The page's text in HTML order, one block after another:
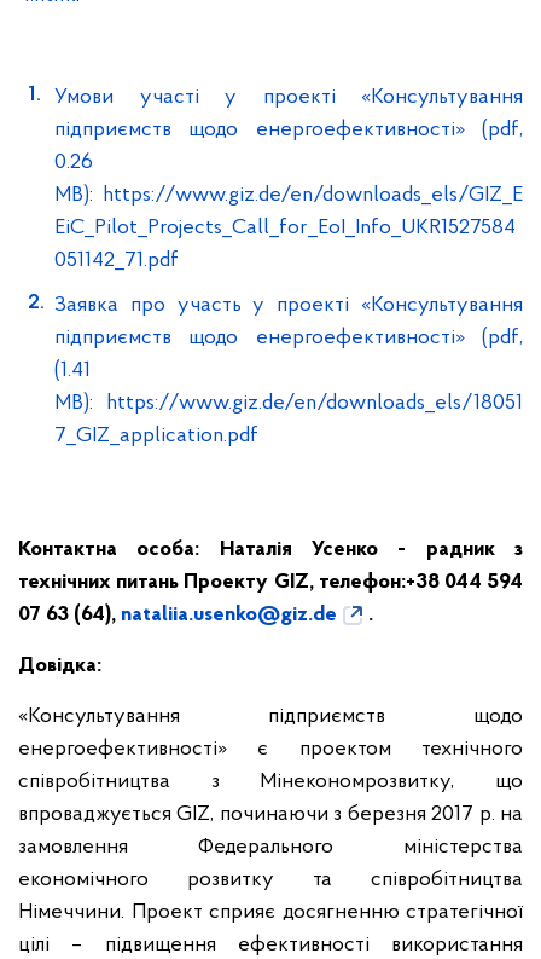
Умови участі у проекті «Консультування
підприємств щодо енергоефективності» (pdf,
0.26
MB): https://www.giz.de/en/downloads_els/GIZ_E
EiC_Pilot_Projects_Call_for_EoI_Info_UKR1527584
051142_71.pdf
Заявка про участь у проекті «Консультування
підприємств щодо енергоефективності» (pdf,
(1.41
MB): https://www.giz.de/en/downloads_els/18051
7_GIZ_application.pdf
Контактна особа: Наталія Усенко - радник з
технічних питань Проекту GIZ, телефон:+38 044 594
07 63 (64), nataliia.usenko@giz.de .
Довідка:
«Консультування підприємств щодо
енергоефективності» є проектом технічного
співробітництва з Мінекономрозвитку, що
впроваджується GIZ, починаючи з березня 2017 р. на
замовлення Федерального міністерства
економічного розвитку та співробітництва
Німеччини. Проект сприяє досягненню стратегічної
цілі – підвищення ефективності використання